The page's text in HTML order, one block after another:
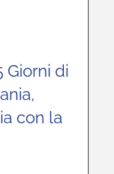
Giorni di
con la